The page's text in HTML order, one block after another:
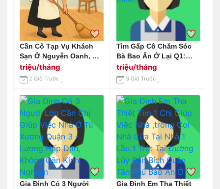
Cần Cô Tạp Vụ Khách
Sạn Ở Nguyễn Oanh, Gò
Vấp
triệu/tháng
2 Giờ Trước
Tìm Gấp Cô Chăm Sóc
Bà Bao Ăn Ở Lại Q1:
0978609760 ( Có Zalo)
triệu/tháng
3 Giờ Trước
Gia Đình Có 3 Người
Gia Đình Em Tha Thiết